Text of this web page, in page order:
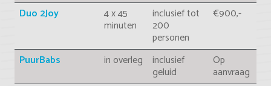
Duo 2Joy 4 x 45
minuten
inclusief tot
200
personen
€900,-
PuurBabs in overleg inclusief
geluid
Op
aanvraag